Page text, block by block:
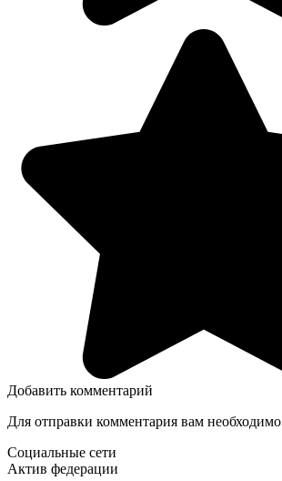
Добавить комментарий
Для отправки комментария вам необходимо
Социальные сети
Актив федерации